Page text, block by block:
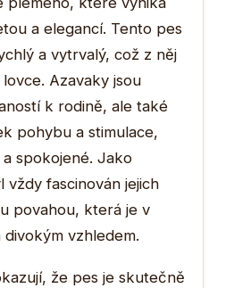
a elegancí. Tento pes
a vytrvalý, což z něj
Azavaky jsou
k rodině, ale také
pohybu a stimulace,
spokojené. Jako
vždy fascinován jejich
povahou, která je v
vzhledem.
že pes je skutečně